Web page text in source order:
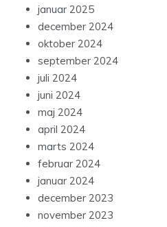
januar 2025
december 2024
oktober 2024
september 2024
juli 2024
juni 2024
maj 2024
april 2024
marts 2024
februar 2024
januar 2024
december 2023
november 2023